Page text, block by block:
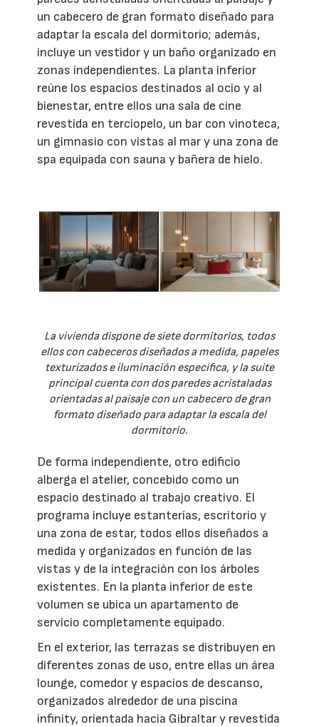
un cabecero de gran formato diseñado para
adaptar la escala del dormitorio; además,
incluye un vestidor y un baño organizado en
zonas independientes. La planta inferior
reúne los espacios destinados al ocio y al
bienestar, entre ellos una sala de cine
revestida en terciopelo, un bar con vinoteca,
un gimnasio con vistas al mar y una zona de
spa equipada con sauna y bañera de hielo.
La vivienda dispone de siete dormitorios, todos
ellos con cabeceros diseñados a medida, papeles
texturizados e iluminación específica, y la suite
principal cuenta con dos paredes acristaladas
orientadas al paisaje con un cabecero de gran
formato diseñado para adaptar la escala del
dormitorio.
De forma independiente, otro edificio
alberga el atelier, concebido como un
espacio destinado al trabajo creativo. El
programa incluye estanterías, escritorio y
una zona de estar, todos ellos diseñados a
medida y organizados en función de las
vistas y de la integración con los árboles
existentes. En la planta inferior de este
volumen se ubica un apartamento de
servicio completamente equipado.
En el exterior, las terrazas se distribuyen en
diferentes zonas de uso, entre ellas un área
lounge, comedor y espacios de descanso,
organizados alrededor de una piscina
infinity, orientada hacia Gibraltar y revestida